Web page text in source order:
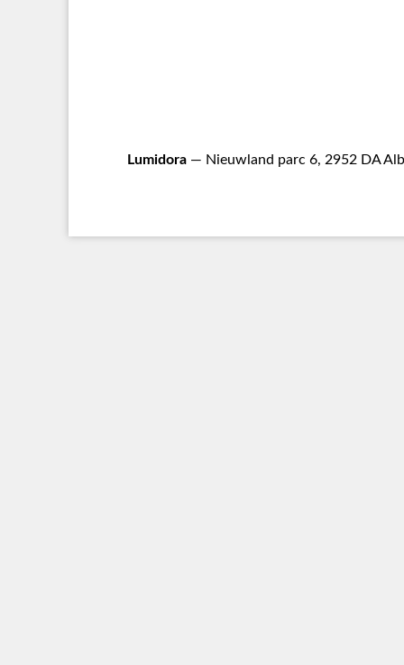
Lumidora — Nieuwland parc 6, 2952 DA